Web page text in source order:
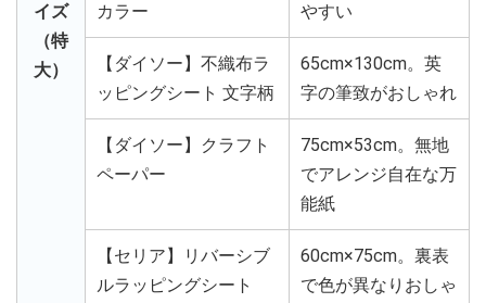
イズ
（特
大）
カラー
やすい
【ダイソー】不織布ラ
ッピングシート 文字柄
65cm×130cm。英
字の筆致がおしゃれ
【ダイソー】クラフト
ペーパー
75cm×53cm。無地
でアレンジ自在な万
能紙
【セリア】リバーシブ
ルラッピングシート
60cm×75cm。裏表
で色が異なりおしゃ